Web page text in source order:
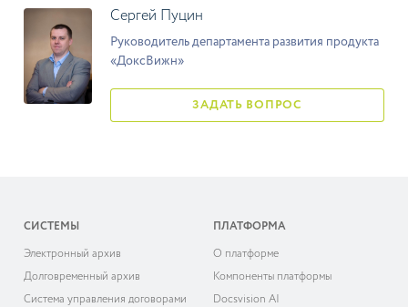
Сергей Пуцин
Руководитель департамента развития продукта
«ДоксВижн»
ЗАДАТЬ ВОПРОС
СИСТЕМЫ
Электронный архив
Долговременный архив
Система управления договорами
ПЛАТФОРМА
О платформе
Компоненты платформы
Docsvision AI